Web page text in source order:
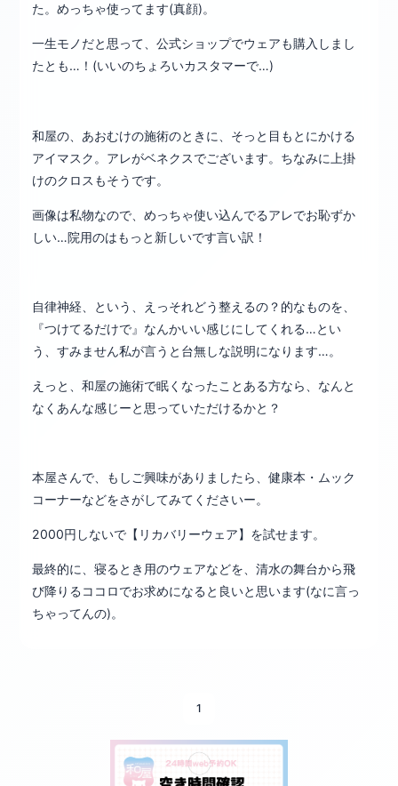
た。めっちゃ使ってます(真顔)。
一生モノだと思って、公式ショップでウェアも購入しまし
たとも…！(いいのちょろいカスタマーで…)
和屋の、あおむけの施術のときに、そっと目もとにかける
アイマスク。アレがベネクスでございます。ちなみに上掛
けのクロスもそうです。
画像は私物なので、めっちゃ使い込んでるアレでお恥ずか
しい…院用のはもっと新しいです言い訳！
自律神経、という、えっそれどう整えるの？的なものを、
『つけてるだけで』なんかいい感じにしてくれる…とい
う、すみません私が言うと台無しな説明になります…。
えっと、和屋の施術で眠くなったことある方なら、なんと
なくあんな感じーと思っていただけるかと？
本屋さんで、もしご興味がありましたら、健康本・ムック
コーナーなどをさがしてみてくださいー。
2000円しないで【リカバリーウェア】を試せます。
最終的に、寝るとき用のウェアなどを、清水の舞台から飛
び降りるココロでお求めになると良いと思います(なに言っ
ちゃってんの)。
1